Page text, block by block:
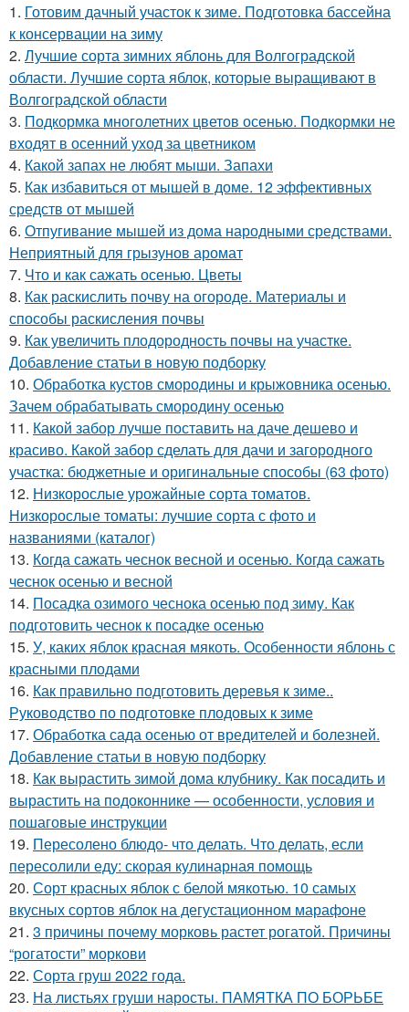
1. Готовим дачный участок к зиме. Подготовка бассейна
к консервации на зиму
2. Лучшие сорта зимних яблонь для Волгоградской
области. Лучшие сорта яблок, которые выращивают в
Волгоградской области
3. Подкормка многолетних цветов осенью. Подкормки не
входят в осенний уход за цветником
4. Какой запах не любят мыши. Запахи
5. Как избавиться от мышей в доме. 12 эффективных
средств от мышей
6. Отпугивание мышей из дома народными средствами.
Неприятный для грызунов аромат
7. Что и как сажать осенью. Цветы
8. Как раскислить почву на огороде. Материалы и
способы раскисления почвы
9. Как увеличить плодородность почвы на участке.
Добавление статьи в новую подборку
10. Обработка кустов смородины и крыжовника осенью.
Зачем обрабатывать смородину осенью
11. Какой забор лучше поставить на даче дешево и
красиво. Какой забор сделать для дачи и загородного
участка: бюджетные и оригинальные способы (63 фото)
12. Низкорослые урожайные сорта томатов.
Низкорослые томаты: лучшие сорта с фото и
названиями (каталог)
13. Когда сажать чеснок весной и осенью. Когда сажать
чеснок осенью и весной
14. Посадка озимого чеснока осенью под зиму. Как
подготовить чеснок к посадке осенью
15. У, каких яблок красная мякоть. Особенности яблонь с
красными плодами
16. Как правильно подготовить деревья к зиме..
Руководство по подготовке плодовых к зиме
17. Обработка сада осенью от вредителей и болезней.
Добавление статьи в новую подборку
18. Как вырастить зимой дома клубнику. Как посадить и
вырастить на подоконнике — особенности, условия и
пошаговые инструкции
19. Пересолено блюдо- что делать. Что делать, если
пересолили еду: скорая кулинарная помощь
20. Сорт красных яблок с белой мякотью. 10 самых
вкусных сортов яблок на дегустационном марафоне
21. 3 причины почему морковь растет рогатой. Причины
“рогатости” моркови
22. Сорта груш 2022 года.
23. На листьях груши наросты. ПАМЯТКА ПО БОРЬБЕ